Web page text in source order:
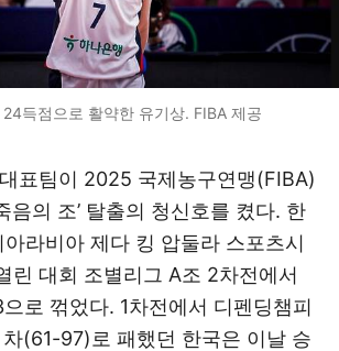
득점으로 활약한 유기상. FIBA 제공
표팀이 2025 국제농구연맹(FIBA)
음의 조’ 탈출의 청신호를 켰다. 한
라비아 제다 킹 압둘라 스포츠시
린 대회 조별리그 A조 2차전에서
로 꺾었다. 1차전에서 디펜딩챔피
(61-97)로 패했던 한국은 이날 승